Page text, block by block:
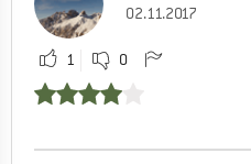
02.11.2017
1 0